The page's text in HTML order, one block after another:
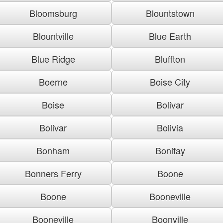
Bloomsburg
Blountstown
Blountville
Blue Earth
Blue Ridge
Bluffton
Boerne
Boise City
Boise
Bolivar
Bolivar
Bolivia
Bonham
Bonifay
Bonners Ferry
Boone
Boone
Booneville
Booneville
Boonville